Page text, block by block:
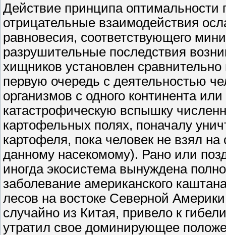
Действие принципа оптимальности
отрицательные взаимодействия
равновесия, соответствующего
разрушительные последствия
хищников установлен
первую очередь с деятельностью
организмов с одного континента
катастрофическую вспышку
картофельных полях, поначалу
картофеля, пока человек не взял
данному насекомому). Рано или
иногда экосистема вынуждена
заболевание американского
лесов на востоке Северной
случайно из Китая, привело к
утратил свое доминирующее